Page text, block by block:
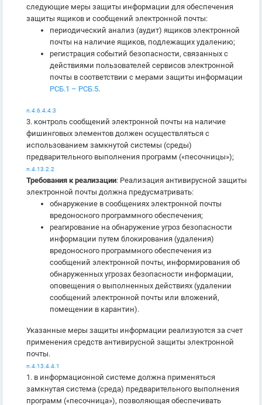
следующие меры защиты информации для обеспечения
защиты ящиков и сообщений электронной почты:
периодический анализ (аудит) ящиков электронной
почты на наличие ящиков, подлежащих удалению;
регистрация событий безопасности, связанных с
действиями пользователей сервисов электронной
почты в соответствии с мерами защиты информации
РСБ.1 – РСБ.5.
п.4.6.4.4.3
3. контроль сообщений электронной почты на наличие
фишинговых элементов должен осуществляться с
использованием замкнутой системы (среды)
предварительного выполнения программ («песочницы»);
п.4.13.2.2
Требования к реализации: Реализация антивирусной защиты
электронной почты должна предусматривать:
обнаружение в сообщениях электронной почты
вредоносного программного обеспечения;
реагирование на обнаружение угроз безопасности
информации путем блокирования (удаления)
вредоносного программного обеспечения из
сообщений электронной почты, информирования об
обнаруженных угрозах безопасности информации,
оповещения о выполненных действиях (удалении
сообщений электронной почты или вложений,
помещении в карантин).
Указанные меры защиты информации реализуются за счет
применения средств антивирусной защиты электронной
почты.
п.4.13.4.4.1
1. в информационной системе должна применяться
замкнутая система (среда) предварительного выполнения
программ («песочница»), позволяющая обеспечивать